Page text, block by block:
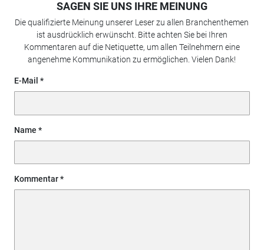
SAGEN SIE UNS IHRE MEINUNG
Die qualifizierte Meinung unserer Leser zu allen Branchenthemen
ist ausdrücklich erwünscht. Bitte achten Sie bei Ihren
Kommentaren auf die Netiquette, um allen Teilnehmern eine
angenehme Kommunikation zu ermöglichen. Vielen Dank!
E-Mail
Name
Kommentar